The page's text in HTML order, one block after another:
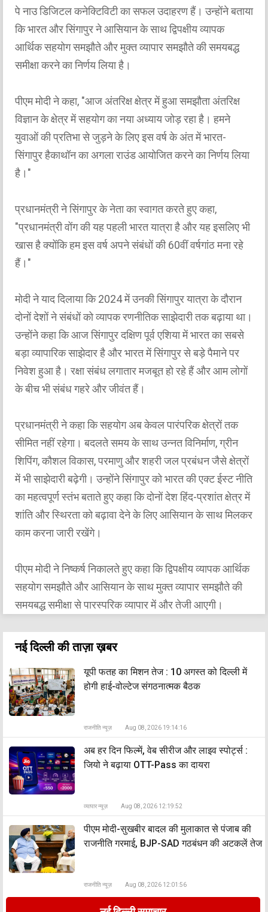
पे नाउ डिजिटल कनेक्टिविटी का सफल उदाहरण हैं। उन्होंने बताया
कि भारत और सिंगापुर ने आसियान के साथ द्विपक्षीय व्यापक
आर्थिक सहयोग समझौते और मुक्त व्यापार समझौते की समयबद्ध
समीक्षा करने का निर्णय लिया है।
पीएम मोदी ने कहा, "आज अंतरिक्ष क्षेत्र में हुआ समझौता अंतरिक्ष
विज्ञान के क्षेत्र में सहयोग का नया अध्याय जोड़ रहा है। हमने
युवाओं की प्रतिभा से जुड़ने के लिए इस वर्ष के अंत में भारत-
सिंगापुर हैकाथॉन का अगला राउंड आयोजित करने का निर्णय लिया
है।"
प्रधानमंत्री ने सिंगापुर के नेता का स्वागत करते हुए कहा,
"प्रधानमंत्री वोंग की यह पहली भारत यात्रा है और यह इसलिए भी
खास है क्योंकि हम इस वर्ष अपने संबंधों की 60वीं वर्षगांठ मना रहे
हैं।"
मोदी ने याद दिलाया कि 2024 में उनकी सिंगापुर यात्रा के दौरान
दोनों देशों ने संबंधों को व्यापक रणनीतिक साझेदारी तक बढ़ाया था।
उन्होंने कहा कि आज सिंगापुर दक्षिण पूर्व एशिया में भारत का सबसे
बड़ा व्यापारिक साझेदार है और भारत में सिंगापुर से बड़े पैमाने पर
निवेश हुआ है। रक्षा संबंध लगातार मजबूत हो रहे हैं और आम लोगों
के बीच भी संबंध गहरे और जीवंत हैं।
प्रधानमंत्री ने कहा कि सहयोग अब केवल पारंपरिक क्षेत्रों तक
सीमित नहीं रहेगा। बदलते समय के साथ उन्नत विनिर्माण, ग्रीन
शिपिंग, कौशल विकास, परमाणु और शहरी जल प्रबंधन जैसे क्षेत्रों
में भी साझेदारी बढ़ेगी। उन्होंने सिंगापुर को भारत की एक्ट ईस्ट नीति
का महत्वपूर्ण स्तंभ बताते हुए कहा कि दोनों देश हिंद-प्रशांत क्षेत्र में
शांति और स्थिरता को बढ़ावा देने के लिए आसियान के साथ मिलकर
काम करना जारी रखेंगे।
पीएम मोदी ने निष्कर्ष निकालते हुए कहा कि द्विपक्षीय व्यापक आर्थिक
सहयोग समझौते और आसियान के साथ मुक्त व्यापार समझौते की
समयबद्ध समीक्षा से पारस्परिक व्यापार में और तेजी आएगी।
नई दिल्ली की ताज़ा ख़बर
यूपी फतह का मिशन तेज : 10 अगस्त को दिल्ली में
होगी हाई-वोल्टेज संगठनात्मक बैठक
राजनीति न्यूज़ Aug 08, 2026 19:14:16
अब हर दिन फिल्में, वेब सीरीज और लाइव स्पोर्ट्स :
जियो ने बढ़ाया OTT-Pass का दायरा
व्यापार न्यूज़ Aug 08, 2026 12:19:52
पीएम मोदी-सुखबीर बादल की मुलाकात से पंजाब की
राजनीति गरमाई, BJP-SAD गठबंधन की अटकलें तेज
राजनीति न्यूज़ Aug 08, 2026 12:01:56